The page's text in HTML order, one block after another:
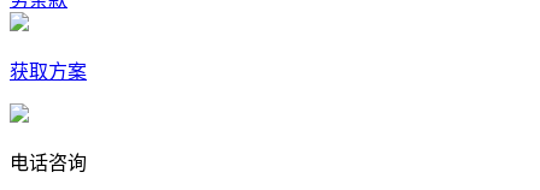
获取方案
电话咨询